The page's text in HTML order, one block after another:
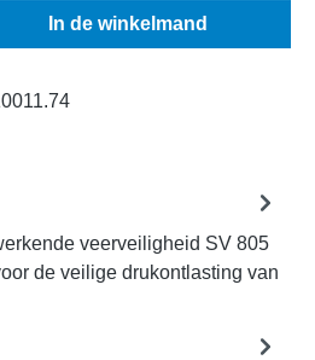
Voer de gewenste
In de winkelmand
veerveiligheid SV 805
de veilige drukontlasting van